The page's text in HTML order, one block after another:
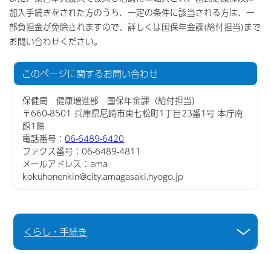
加入手続きをされた方のうち、一定の条件に該当される方は、一
部負担金が免除されますので、詳しくは国保年金課(給付担当)まで
お問い合わせください。
このページに関するお問い合わせ
保健局 健康増進部 国保年金課（給付担当）
〒660-8501 兵庫県尼崎市東七松町1丁目23番1号 本庁南
館1階
電話番号：06-6489-6420
ファクス番号：06-6489-4811
メールアドレス：ama-
kokuhonenkin@city.amagasaki.hyogo.jp
くらし・手続き